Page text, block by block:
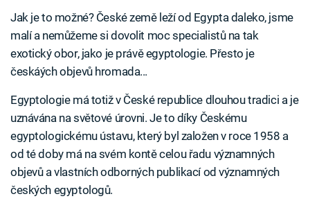
Jak je to možné? České země leží od Egypta daleko, jsme
malí a nemůžeme si dovolit moc specialistů na tak
exotický obor, jako je právě egyptologie. Přesto je
českáých objevů hromada...
Egyptologie má totiž v České republice dlouhou tradici a je
uznávána na světové úrovni. Je to díky Českému
egyptologickému ústavu, který byl založen v roce 1958 a
od té doby má na svém kontě celou řadu významných
objevů a vlastních odborných publikací od významných
českých egyptologů.